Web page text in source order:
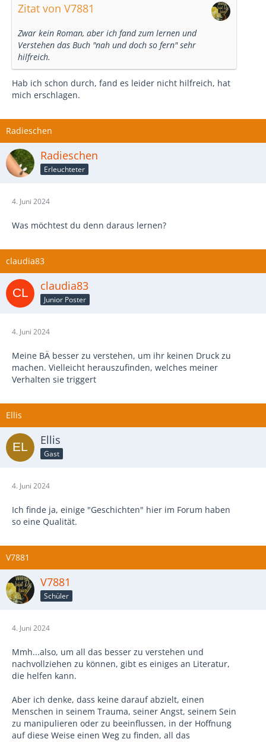
Zitat von V7881
Zwar kein Roman, aber ich fand zum lernen und
Verstehen das Buch "nah und doch so fern" sehr
hilfreich.
Hab ich schon durch, fand es leider nicht hilfreich, hat
mich erschlagen.
Radieschen
Radieschen
Erleuchteter
4. Juni 2024
Was möchtest du denn daraus lernen?
claudia83
claudia83
Junior Poster
4. Juni 2024
Meine BÄ besser zu verstehen, um ihr keinen Druck zu
machen. Vielleicht herauszufinden, welches meiner
Verhalten sie triggert
Ellis
Ellis
Gast
4. Juni 2024
Ich finde ja, einige "Geschichten" hier im Forum haben
so eine Qualität.
V7881
V7881
Schüler
4. Juni 2024
Mmh...also, um all das besser zu verstehen und
nachvollziehen zu können, gibt es einiges an Literatur,
die helfen kann.
Aber ich denke, dass keine darauf abzielt, einen
Menschen in seinem Trauma, seiner Angst, seinem Sein
zu manipulieren oder zu beeinflussen, in der Hoffnung
auf diese Weise einen Weg zu finden, all das